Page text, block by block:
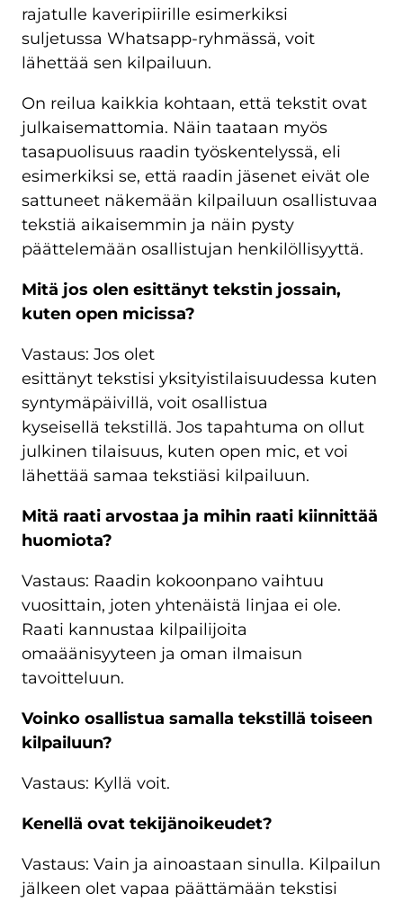
rajatulle kaveripiirille esimerkiksi
suljetussa Whatsapp-ryhmässä, voit
lähettää sen kilpailuun.
On reilua kaikkia kohtaan, että tekstit ovat
julkaisemattomia. Näin taataan myös
tasapuolisuus raadin työskentelyssä, eli
esimerkiksi se, että raadin jäsenet eivät ole
sattuneet näkemään kilpailuun osallistuvaa
tekstiä aikaisemmin ja näin pysty
päättelemään osallistujan henkilöllisyyttä.
Mitä jos olen esittänyt tekstin jossain,
kuten open micissa?
Vastaus: Jos olet
esittänyt tekstisi yksityistilaisuudessa kuten
syntymäpäivillä, voit osallistua
kyseisellä tekstillä. Jos tapahtuma on ollut
julkinen tilaisuus, kuten open mic, et voi
lähettää samaa tekstiäsi kilpailuun.
Mitä raati arvostaa ja mihin raati kiinnittää
huomiota?
Vastaus: Raadin kokoonpano vaihtuu
vuosittain, joten yhtenäistä linjaa ei ole.
Raati kannustaa kilpailijoita
omaäänisyyteen ja oman ilmaisun
tavoitteluun.
Voinko osallistua samalla tekstillä toiseen
kilpailuun?
Vastaus: Kyllä voit.
Kenellä ovat tekijänoikeudet?
Vastaus: Vain ja ainoastaan sinulla. Kilpailun
jälkeen olet vapaa päättämään tekstisi